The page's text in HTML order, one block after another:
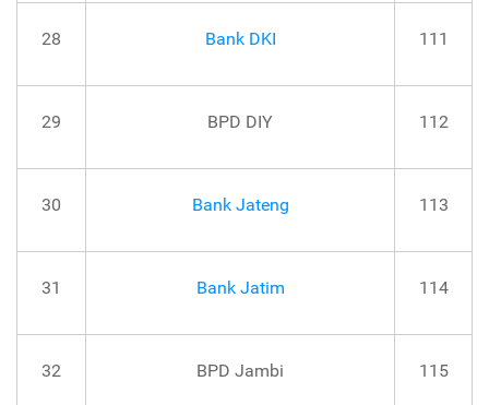
28 Bank DKI 111
29 BPD DIY 112
30 Bank Jateng 113
31 Bank Jatim 114
32 BPD Jambi 115